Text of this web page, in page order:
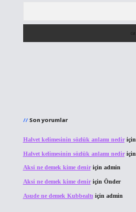
Son yorumlar
Halvet kelimesinin sözlük anlamı nediriçin
Halvet kelimesinin sözlük anlamı nediriçin
Aksi ne demek kime deniriçin admin
Aksi ne demek kime deniriçin Önder
Asude ne demek Kubbealtı için admin